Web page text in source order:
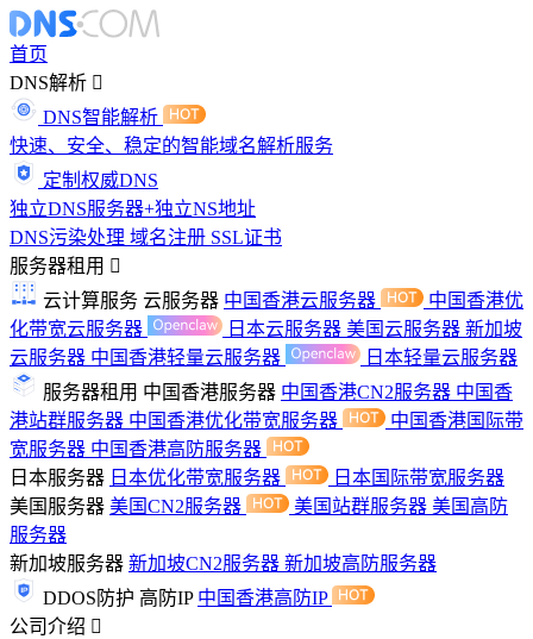
首页
DNS解析
DNS智能解析
快速、安全、稳定的智能域名解析服务
定制权威DNS
独立DNS服务器+独立NS地址
DNS污染处理 域名注册 SSL证书
服务器租用
云计算服务 云服务器 中国香港云服务器
中国香港优
化带宽云服务器
日本云服务器 美国云服务器 新加坡
云服务器 中国香港轻量云服务器
日本轻量云服务器
服务器租用 中国香港服务器 中国香港CN2服务器 中国香
港站群服务器 中国香港优化带宽服务器
中国香港国际带
宽服务器 中国香港高防服务器
日本服务器 日本优化带宽服务器
日本国际带宽服务器
美国服务器 美国CN2服务器 美国站群服务器 美国高防
服务器
新加坡服务器 新加坡CN2服务器 新加坡高防服务器
DDOS防护 高防IP 中国香港高防IP
公司介绍